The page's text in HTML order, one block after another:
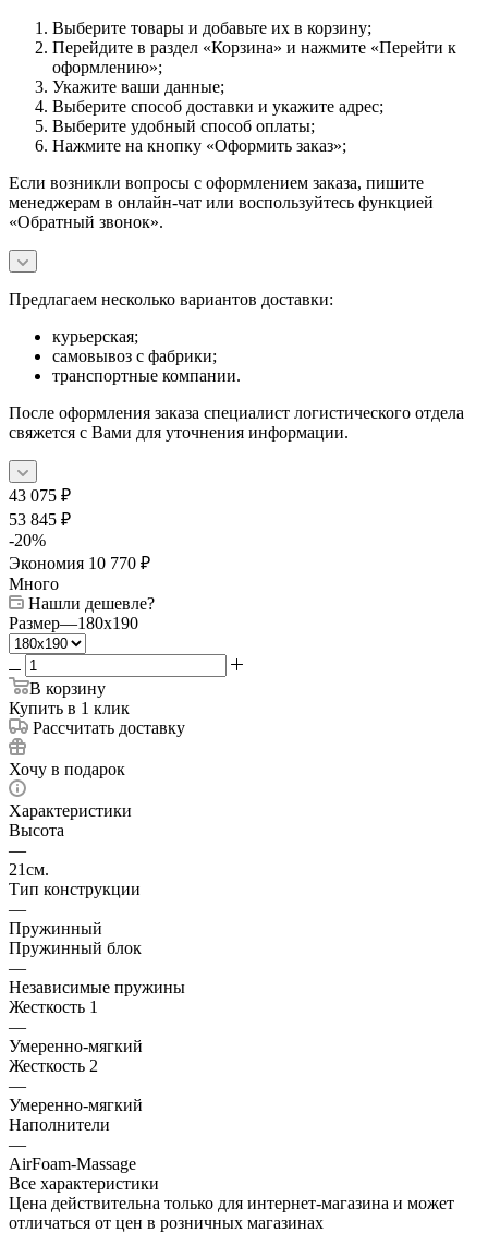
Выберите товары и добавьте их в корзину;
Перейдите в раздел «Корзина» и нажмите «Перейти к
оформлению»;
Укажите ваши данные;
Выберите способ доставки и укажите адрес;
Выберите удобный способ оплаты;
Нажмите на кнопку «Оформить заказ»;
Если возникли вопросы с оформлением заказа, пишите
менеджерам в онлайн-чат или воспользуйтесь функцией
«Обратный звонок».
Предлагаем несколько вариантов доставки:
курьерская;
самовывоз с фабрики;
транспортные компании.
После оформления заказа специалист логистического отдела
свяжется с Вами для уточнения информации.
43 075 ₽
53 845 ₽
-20%
Экономия 10 770 ₽
Много
Нашли дешевле?
Размер—180x190
В корзину
Купить в 1 клик
Рассчитать доставку
Хочу в подарок
Характеристики
Высота
—
21см.
Тип конструкции
—
Пружинный
Пружинный блок
—
Независимые пружины
Жесткость 1
—
Умеренно-мягкий
Жесткость 2
—
Умеренно-мягкий
Наполнители
—
AirFoam-Massage
Все характеристики
Цена действительна только для интернет-магазина и может
отличаться от цен в розничных магазинах